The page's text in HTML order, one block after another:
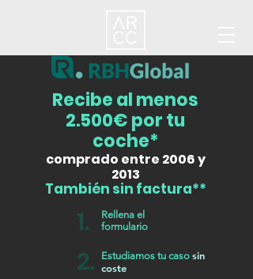
Recibe al menos
2.500€ por tu
coche*
comprado entre 2006 y
2013
También sin factura**
1.
Rellena el
formulario
2. Estudiamos tu caso sin
coste